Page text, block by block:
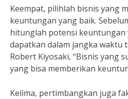
Keempat, pilihlah bisnis yang
keuntungan yang baik.
hitunglah potensi keuntungan
dapatkan dalam jangka
Robert Kiyosaki, “Bisnis yang
yang bisa memberikan
Kelima, pertimbangkan juga